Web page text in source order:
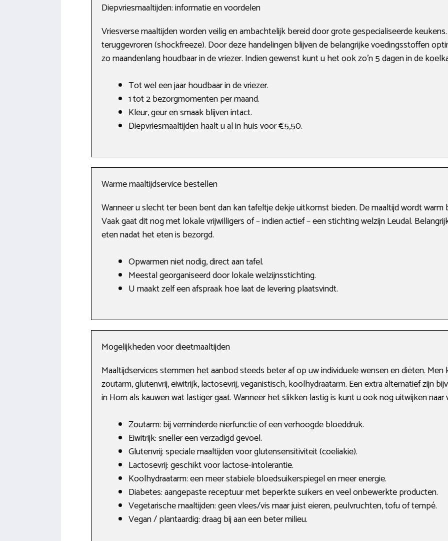
Diepvriesmaaltijden: informatie en voordelen
Vriesverse maaltijden worden veilig en ambachtelijk bereid door grote gespecialiseerde
teruggevroren (shockfreeze). Door deze handelingen blijven de belangrijke voedingsstoffen
zo maandenlang houdbaar in de vriezer. Indien gewenst kunt u het ook zo’n 5 dagen in de
Tot wel een jaar houdbaar in de vriezer.
1 tot 2 bezorgmomenten per maand.
Kleur, geur en smaak blijven intact.
Diepvriesmaaltijden haalt u al in huis voor €5,50.
Warme maaltijdservice bestellen
Wanneer u slecht ter been bent dan kan tafeltje dekje uitkomst bieden. De maaltijd wordt warm
Vaak gaat dit nog met lokale vrijwilligers of – indien actief – een stichting welzijn Leudal.
eten nadat het eten is bezorgd.
Opwarmen niet nodig, direct aan tafel.
Meestal georganiseerd door lokale welzijnsstichting.
U maakt zelf een afspraak hoe laat de levering plaatsvindt.
Mogelijkheden voor dieetmaaltijden
Maaltijdservices stemmen het aanbod steeds beter af op uw individuele wensen en diëten.
zoutarm, glutenvrij, eiwitrijk, lactosevrij, veganistisch, koolhydraatarm. Een extra alternatief zijn
in Horn als kauwen wat lastiger gaat. Wanneer het slikken lastig is kunt u ook nog uitwijken naar
Zoutarm: bij verminderde nierfunctie of een verhoogde bloeddruk.
Eiwitrijk: sneller een verzadigd gevoel.
Glutenvrij: speciale maaltijden voor glutensensitiviteit (coeliakie).
Lactosevrij: geschikt voor lactose-intolerantie.
Koolhydraatarm: een meer stabiele bloedsuikerspiegel en meer energie.
Diabetes: aangepaste receptuur met beperkte suikers en veel onbewerkte producten.
Vegetarische maaltijden: geen vlees/vis maar juist eieren, peulvruchten, tofu of tempé.
Vegan / plantaardig: draag bij aan een beter milieu.